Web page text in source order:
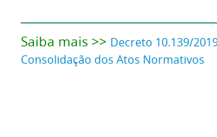
Saiba mais >> Decreto 10.139/
Consolidação dos Atos Normativos